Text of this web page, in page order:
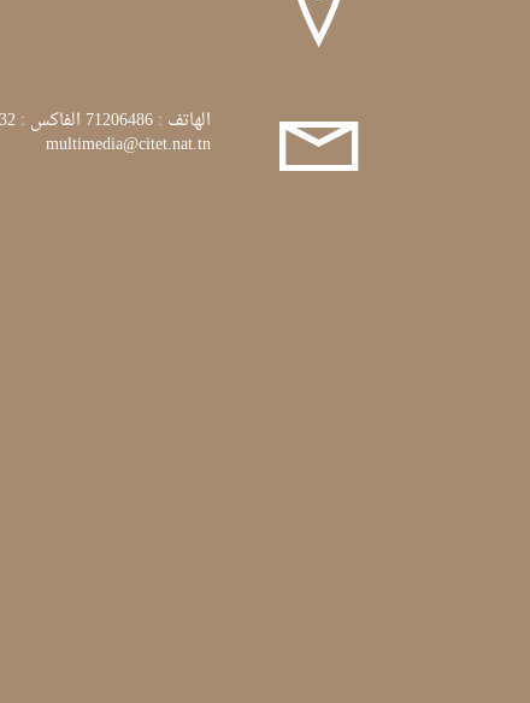
الهاتف : 71206486 الفاكس : 71772132
multimedia@citet.nat.tn